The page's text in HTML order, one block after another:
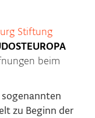
Stiftung
beim
zu Beginn der